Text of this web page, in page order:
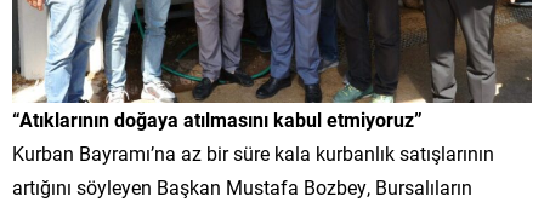
“Atıklarının doğaya atılmasını kabul etmiyoruz”
Kurban Bayramı’na az bir süre kala kurbanlık satışlarının
artığını söyleyen Başkan Mustafa Bozbey, Bursalıların